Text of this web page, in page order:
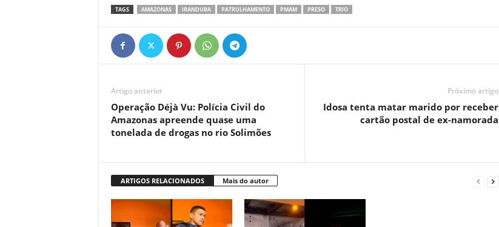
TAGS AMAZONAS IRANDUBA PATRULHAMENTO PMAM PRESO TRIO
Artigo anterior
Operação Déjà Vu: Polícia Civil do
Amazonas apreende quase uma
tonelada de drogas no rio Solimões
Próximo artigo
Idosa tenta matar marido por receber
cartão postal de ex-namorada
ARTIGOS RELACIONADOS Mais do autor